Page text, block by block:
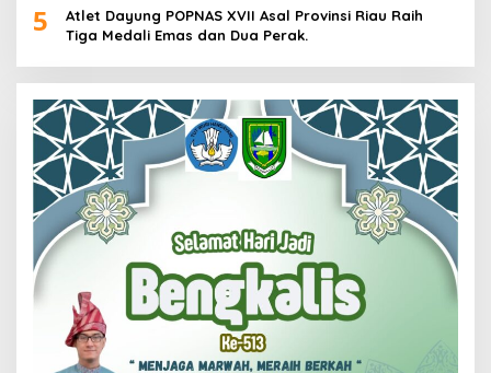
5
Atlet Dayung POPNAS XVII Asal Provinsi Riau Raih
Tiga Medali Emas dan Dua Perak.